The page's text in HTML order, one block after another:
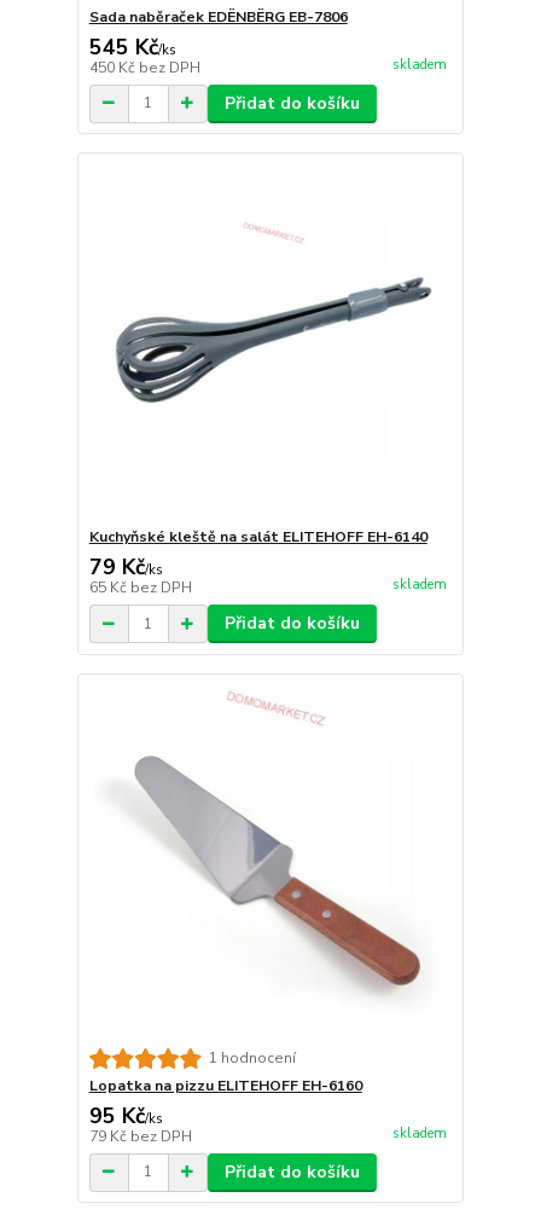
Sada naběraček EDËNBËRG EB-7806
545 Kč/ks
450 Kč bez DPH skladem
Přidat do košíku
Kuchyňské kleště na salát ELITEHOFF EH-6140
79 Kč/ks
65 Kč bez DPH skladem
Přidat do košíku
1 hodnocení
Lopatka na pizzu ELITEHOFF EH-6160
95 Kč/ks
79 Kč bez DPH skladem
Přidat do košíku